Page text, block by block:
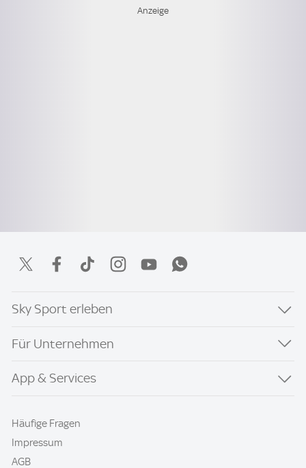
Sky Sport erleben
Für Unternehmen
App & Services
Häufige Fragen
Impressum
AGB